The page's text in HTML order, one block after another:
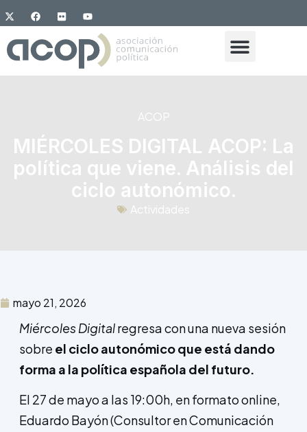
ACOP
MIÉRCOLES DIGITAL ACOP: La
política que viene. Análisis del
ciclo autonómico.
Actividades
mayo 21, 2026
Miércoles Digitalregresa con una nueva sesión
sobre el ciclo autonómico que está dando
forma a la política española del futuro.
El 27 de mayo a las 19:00h, en formato online,
Eduardo Bayón (Consultor en Comunicación